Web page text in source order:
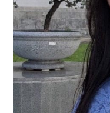
執
照〉
中